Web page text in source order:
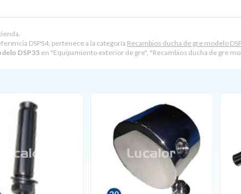
DSPS4, pertenece a la categoría Recambios ducha de gre modelo
DSP35en "Equipamiento exterior de gre", "Recambios ducha de gre